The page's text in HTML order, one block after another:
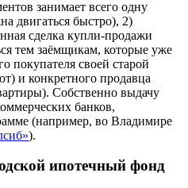
занимает всего одну
двигаться быстро), 2)
сделка купли-продажи
тем заёмщикам, которые уже
покупателя своей старой
и конкретного продавца
Собственно выдачу
банков,
(например, во Владимире
).
ипотечный фонд